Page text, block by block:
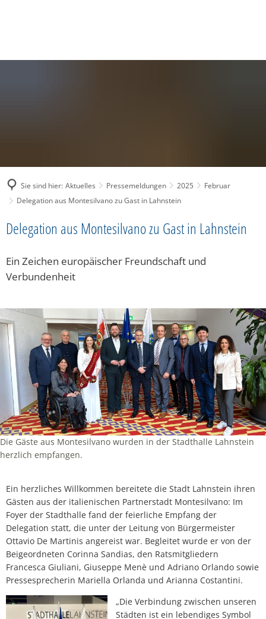
Sie sind hier: Aktuelles Pressemeldungen 2025
Februar
Delegation aus Montesilvano zu Gast in Lahnstein
Delegation aus Montesilvano zu Gast in Lahnstein
Ein Zeichen europäischer Freundschaft und
Verbundenheit
Die Gäste aus Montesilvano wurden in der Stadthalle Lahnstein
herzlich empfangen.
Ein herzliches Willkommen bereitete die Stadt Lahnstein ihren
Gästen aus der italienischen Partnerstadt Montesilvano: Im
Foyer der Stadthalle fand der feierliche Empfang der
Delegation statt, die unter der Leitung von Bürgermeister
Ottavio De Martinis angereist war. Begleitet wurde er von der
Beigeordneten Corinna Sandias, den Ratsmitgliedern
Francesca Giuliani, Giuseppe Menè und Adriano Orlando sowie
Pressesprecherin Mariella Orlanda und Arianna Costantini.
„Die Verbindung zwischen unseren
Städten ist ein lebendiges Symbol